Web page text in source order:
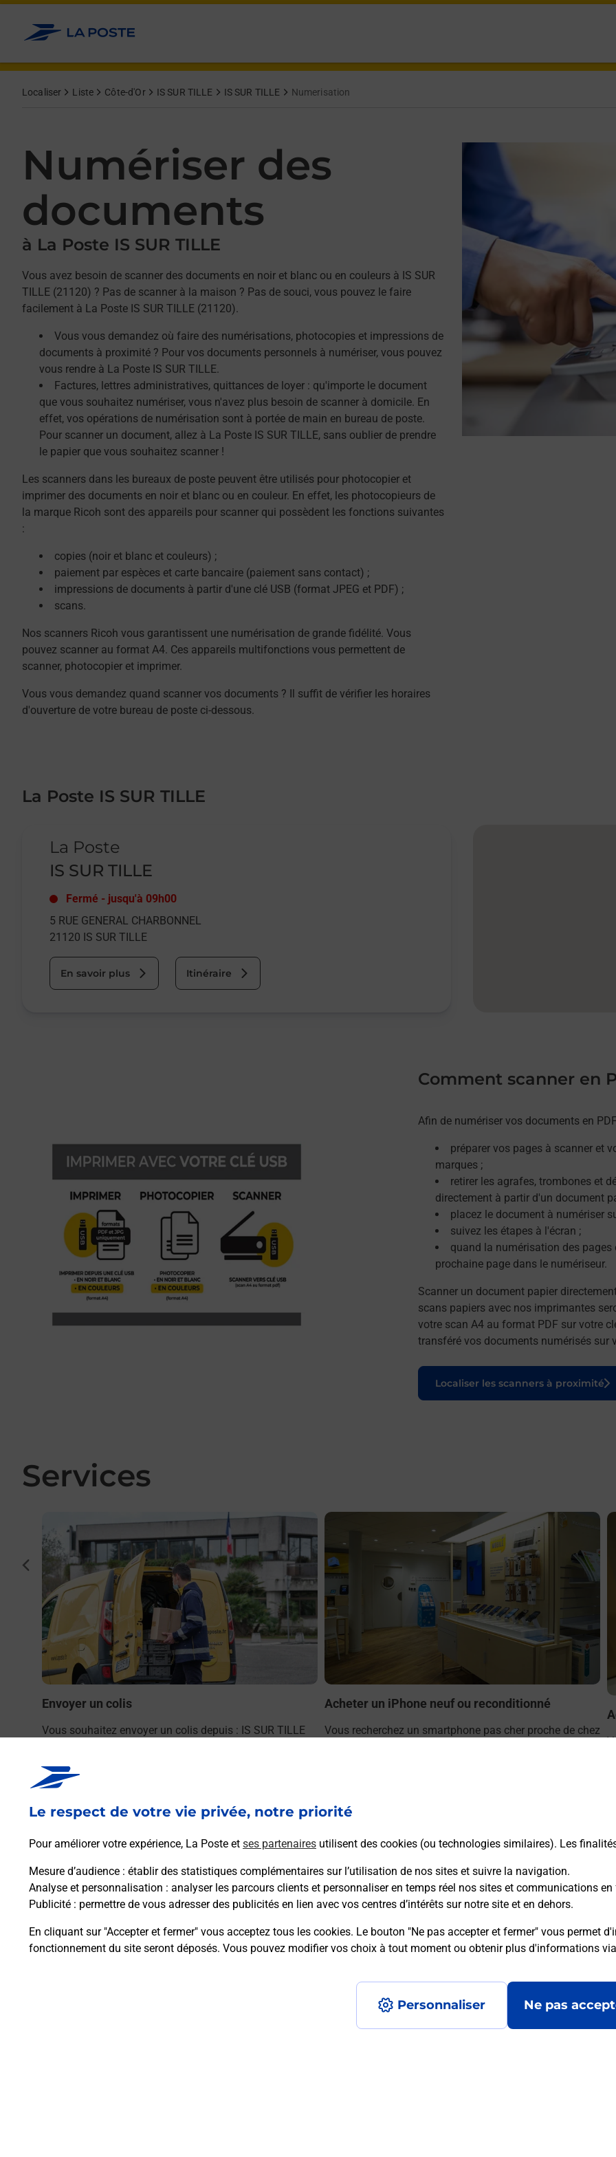
Le respect de votre vie privée, notre priorité
Pour améliorer votre expérience, La Poste et ses partenaires utilisent des cookies (ou technologies similaires). Les
Mesure d’audience : établir des statistiques complémentaires sur l’utilisation de nos sites et suivre la navigation.
Analyse et personnalisation : analyser les parcours clients et personnaliser en temps réel nos sites et communications
Publicité : permettre de vous adresser des publicités en lien avec vos centres d’intérêts sur notre site et en dehors.
En cliquant sur "Accepter et fermer" vous acceptez tous les cookies. Le bouton "Ne pas accepter et fermer" vous permet
fonctionnement du site seront déposés. Vous pouvez modifier vos choix à tout moment ou obtenir plus d'informations via
Personnaliser Ne pas
Allez au contenu
Localiser Liste Côte-d'Or IS SUR TILLE IS SUR TILLE Numerisation
Numériser des
documents
à La Poste IS SUR TILLE
Vous avez besoin de scanner des documents en noir et blanc ou en couleurs à IS SUR
TILLE (21120) ? Pas de scanner à la maison ? Pas de souci, vous pouvez le faire
facilement à La Poste IS SUR TILLE (21120).
Vous vous demandez où faire des numérisations, photocopies et impressions de
documents à proximité ? Pour vos documents personnels à numériser, vous pouvez
vous rendre à La Poste IS SUR TILLE.
Factures, lettres administratives, quittances de loyer : qu'importe le document
que vous souhaitez numériser, vous n'avez plus besoin de scanner à domicile. En
effet, vos opérations de numérisation sont à portée de main en bureau de poste.
Pour scanner un document, allez à La Poste IS SUR TILLE, sans oublier de prendre
le papier que vous souhaitez scanner !
Les scanners dans les bureaux de poste peuvent être utilisés pour photocopier et
imprimer des documents en noir et blanc ou en couleur. En effet, les photocopieurs de
la marque Ricoh sont des appareils pour scanner qui possèdent les fonctions suivantes
:
copies (noir et blanc et couleurs) ;
paiement par espèces et carte bancaire (paiement sans contact) ;
impressions de documents à partir d'une clé USB (format JPEG et PDF) ;
scans.
Nos scanners Ricoh vous garantissent une numérisation de grande fidélité. Vous
pouvez scanner au format A4. Ces appareils multifonctions vous permettent de
scanner, photocopier et imprimer.
Vous vous demandez quand scanner vos documents ? Il suffit de vérifier les horaires
d'ouverture de votre bureau de poste ci-dessous.
La Poste IS SUR TILLE
La Poste
IS SUR TILLE
Fermé - jusqu'à 09h00
5 RUE GENERAL CHARBONNEL
21120 IS SUR TILLE
En savoir plus Itinéraire
Comment scanner en
Afin de numériser vos documents en
préparer vos pages à scanner et
marques ;
retirer les agrafes, trombones et
directement à partir d'un document
placez le document à numériser
suivez les étapes à l'écran ;
quand la numérisation des pages
prochaine page dans le numériseur.
Scanner un document papier
scans papiers avec nos imprimantes
votre scan A4 au format PDF sur votre
transféré vos documents numérisés sur
Localiser les scanners à proximité
Le lien s'ouvre dans un nouvel onglet
Services
Envoyer un colis
Vous souhaitez envoyer un colis depuis : IS SUR TILLE
En savoir plus
Acheter un iPhone neuf ou reconditionné
Vous recherchez un smartphone pas cher proche de chez
Questions fréquemment posées
Afficher ou masquer la réponse
Où faire des numérisations à proximité ?
Afficher ou masquer la réponse
Afficher ou masquer la réponse